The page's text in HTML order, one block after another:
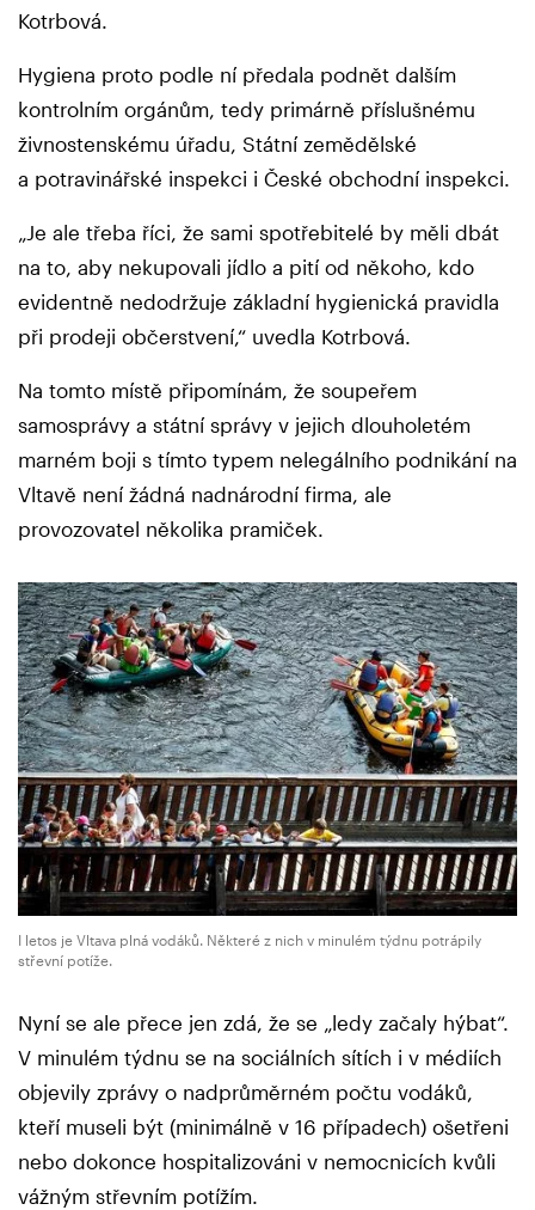
Kotrbová.
Hygiena proto podle ní předala podnět dalším
kontrolním orgánům, tedy primárně příslušnému
živnostenskému úřadu, Státní zemědělské
a potravinářské inspekci i České obchodní inspekci.
„Je ale třeba říci, že sami spotřebitelé by měli dbát
na to, aby nekupovali jídlo a pití od někoho, kdo
evidentně nedodržuje základní hygienická pravidla
při prodeji občerstvení,“ uvedla Kotrbová.
Na tomto místě připomínám, že soupeřem
samosprávy a státní správy v jejich dlouholetém
marném boji s tímto typem nelegálního podnikání na
Vltavě není žádná nadnárodní firma, ale
provozovatel několika pramiček.
I letos je Vltava plná vodáků. Některé z nich v minulém týdnu potrápily
střevní potíže.
Nyní se ale přece jen zdá, že se „ledy začaly hýbat“.
V minulém týdnu se na sociálních sítích i v médiích
objevily zprávy o nadprůměrném počtu vodáků,
kteří museli být (minimálně v 16 případech) ošetřeni
nebo dokonce hospitalizováni v nemocnicích kvůli
vážným střevním potížím.